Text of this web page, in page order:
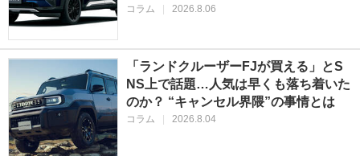
コラム 2026.8.06
「ランドクルーザーFJが買える」とS
NS上で話題…人気は早くも落ち着いた
のか？ “キャンセル界隈”の事情とは
コラム 2026.8.04